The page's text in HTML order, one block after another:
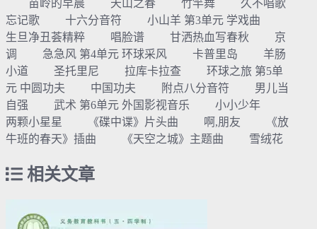
苗岭的早晨 天山之春 竹竿舞 久不唱歌
忘记歌 十六分音符 小山羊 第3单元 学戏曲
生旦净丑荟精粹 唱脸谱 甘洒热血写春秋 京
调 急急风 第4单元 环球采风 卡普里岛 羊肠
小道 圣托里尼 拉库卡拉查 环球之旅 第5单
元 中圆功夫 中国功夫 附点八分音符 男儿当
自强 武术 第6单元 外国影视音乐 小小少年
两颗小星星 《碟中谍》片头曲 啊,朋友 《放
牛班的春天》插曲 《天空之城》主题曲 雪绒花
相关文章